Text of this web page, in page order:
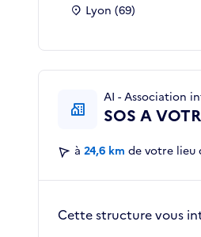
Lyon (69)
AI - Association
SOS A
à 24,6 km de votre lieu
Cette structure vous